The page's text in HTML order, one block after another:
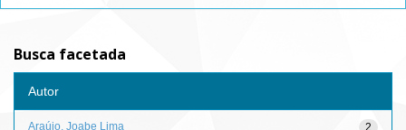
Busca facetada
Autor
2
Araújo, Joabe Lima